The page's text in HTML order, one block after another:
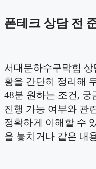
폰테크 상담 전
서대문하수구막힘
황을 간단히 정리해
48분 원하는 조건,
진행 가능 여부와 관
정확하게 이해할 수
을 놓치거나 같은 내